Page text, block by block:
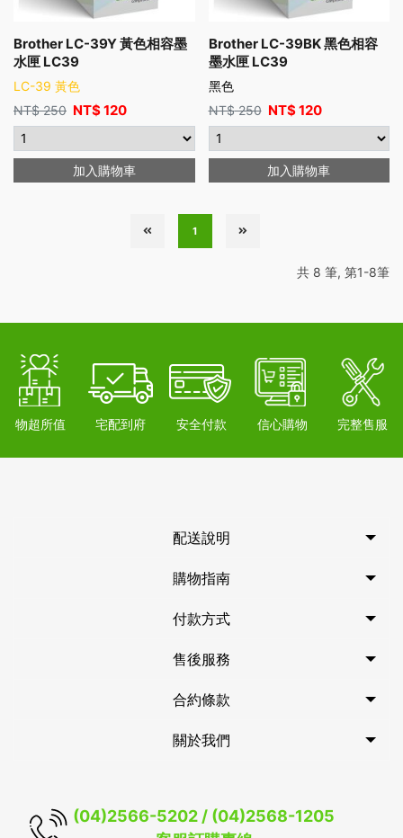
Brother LC-39Y 黃色相容墨
水匣 LC39
LC-39 黃色
NT$250 NT$120
加入購物車
Brother LC-39BK 黑色相容
墨水匣 LC39
黑色
NT$250 NT$120
加入購物車
1
共 8 筆, 第1-8筆
物超所值 宅配到府 安全付款 信心購物 完整售服
配送說明
購物指南
付款方式
售後服務
合約條款
關於我們
(04)2566-5202 / (04)2568-1205